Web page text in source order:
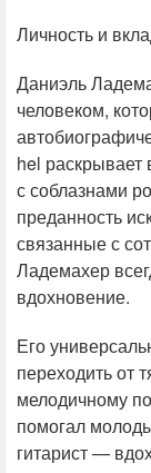
Личность и
Даниэль
человеком,
hel раскрывает
с соблазнами
преданность
связанные с
Ладемахер
вдохновение.
Его
переходить от
мелодичному
помогал
гитарист —